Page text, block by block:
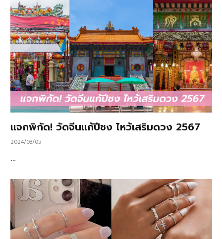
แจกพิกัด! วัดจีนแก้ปีชง ไหว้เสริมดวง 2567
2024/03/05
…